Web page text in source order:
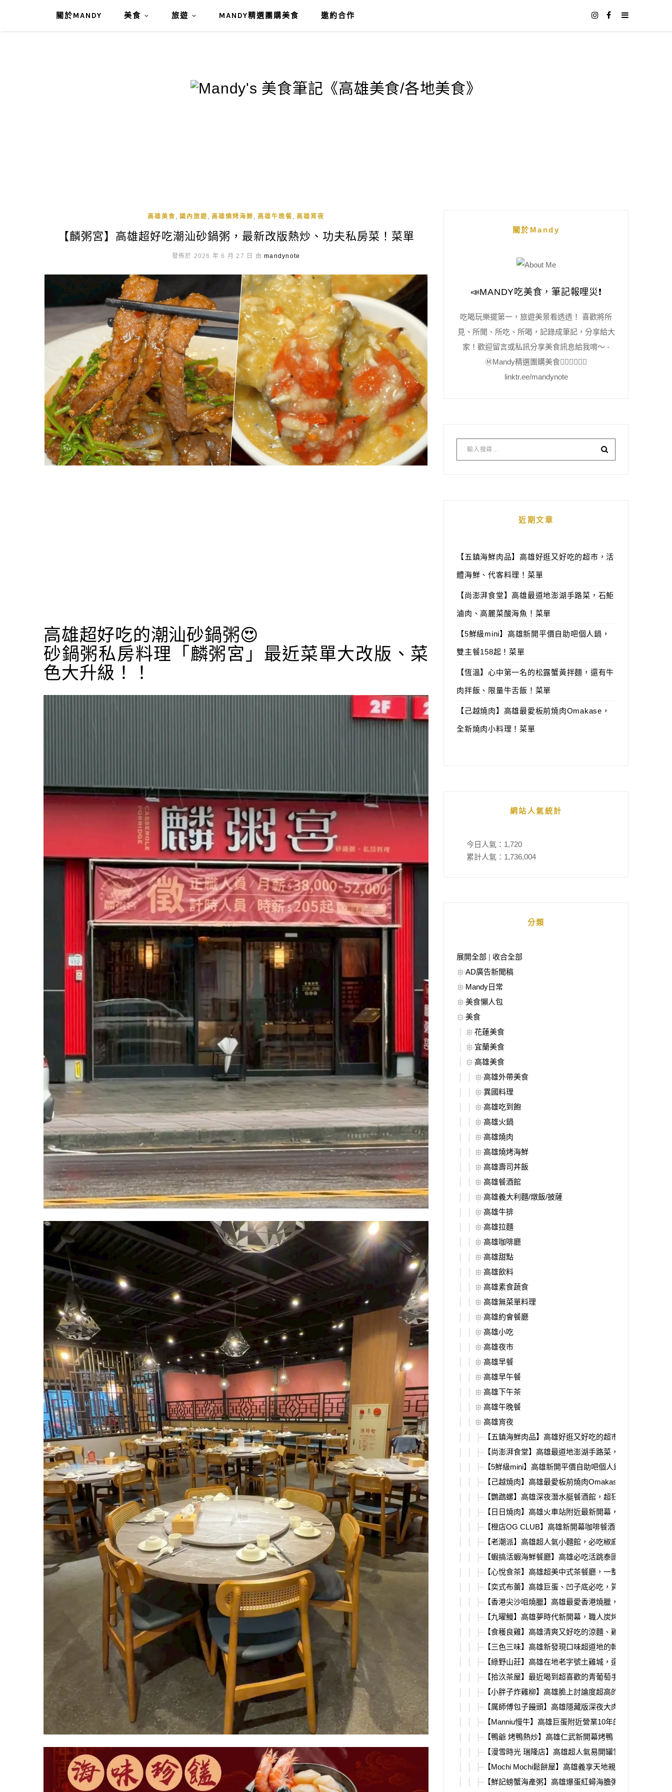
關於MANDY 美食 旅遊 MANDY精選團購美食 邀約合作
高雄美食 國內旅遊 高雄燒烤海鮮 高雄午晚餐 高雄宵夜
【麟粥宮】高雄超好吃潮汕砂鍋粥，最新改版熱炒、功夫私房菜！菜單
發佈於 2026 年 6 月 27 日 由mandynote
高雄超好吃的潮汕砂鍋粥😍
砂鍋粥私房料理「麟粥宮」最近菜單大改版、菜
色大升級！！
關於Mandy
📣MANDY吃美食，筆記報哩災❗️
吃喝玩樂擺第一，旅遊美景看透透！ 喜歡將所
見、所聞、所吃、所喝，記錄成筆記，分享給大
家！歡迎留言或私訊分享美食訊息給我唷～ -
Ⓜ️Mandy精選團購美食👇🏻👇🏻👇🏻
linktr.ee/mandynote
近期文章
【五鎮海鮮肉品】高雄好逛又好吃的超市，活
體海鮮、代客料理！菜單
【尚澎湃食堂】高雄最道地澎湖手路菜，石鮔
滷肉、高麗菜酸海魚！菜單
【5鮮級mini】高雄新開平價自助吧個人鍋，
雙主餐158起！菜單
【恆溫】心中第一名的松露蟹黃拌麵，還有牛
肉拌飯、限量牛舌飯！菜單
【己越燒肉】高雄最愛板前燒肉Omakase，
全新燒肉小料理！菜單
網站人氣統計
今日人氣： 1,720
累計人氣： 1,736,004
分類
展開全部 | 收合全部
AD廣告新聞稿
Mandy日常
美食懶人包
美食
花蓮美食
宜蘭美食
高雄美食
高雄外帶美食
異國料理
高雄吃到飽
高雄火鍋
高雄燒肉
高雄燒烤海鮮
高雄壽司丼飯
高雄餐酒館
高雄義大利麵/燉飯/披薩
高雄牛排
高雄拉麵
高雄咖啡廳
高雄甜點
高雄飲料
高雄素食蔬食
高雄無菜單料理
高雄約會餐廳
高雄小吃
高雄夜市
高雄早餐
高雄早午餐
高雄下午茶
高雄午晚餐
高雄宵夜
【五鎮海鮮肉品】高雄好逛又好吃的超市，活體海鮮、
【尚澎湃食堂】高雄最道地澎湖手路菜，石鮔滷肉、高
【5鮮級mini】高雄新開平價自助吧個人鍋，雙主餐158
【己越燒肉】高雄最愛板前燒肉Omakase，全新燒肉小
【鸚鵡螺】高雄深夜潛水艇餐酒館，超狂生日香檳塔、
【日日燒肉】高雄火車站附近最新開幕，燒肉套餐、質
【橙店OG CLUB】高雄新開幕咖啡餐酒館，深夜直接變
【老潮派】高雄超人氣小麵館，必吃椒麻皮蛋麵、銷魂
【蝦搞活蝦海鮮餐廳】高雄必吃活跳泰國蝦，爆漿紅頭
【心悅食茶】高雄超美中式茶餐廳，一整甕佛跳牆用料
【奕式布蕾】高雄巨蛋、凹子底必吃，質感滿分水果布
【香港尖沙咀燒臘】高雄最愛香港燒臘，新分店必吃公
【九曜鰻】高雄夢時代新開幕，職人炭烤鰻魚飯、丼飯
【食穫良雞】高雄清爽又好吃的涼麵、雞肉飯，自製醬
【三色三味】高雄新發現口味超道地的韓國釜飯，小菜
【綠野山莊】高雄在地老字號土雞城，還有超大停車場
【拾汣茶屋】最近喝到超喜歡的青葡萄手搖，梔茉青葡
【小胖子炸雞柳】高雄脆上討論度超高的炸雞柳，就在
【厲師傅包子饅頭】高雄隱藏版深夜大肉包，現蒸出爐
【Manniu慢牛】高雄巨蛋附近營業10年的職人牛肉小餐
【鴨爺 烤鴨熱炒】高雄仁武新開幕烤鴨、熱炒港點，營
【漫雪時光 瑞隆店】高雄超人氣易開罐雪花冰，夏天外
【Mochi Mochi鬆餅屋】高雄義享天地親子餐廳推薦！菜
【鮮記螃蟹海產粥】高雄爆蛋紅蟳海膽粥，期間限定、